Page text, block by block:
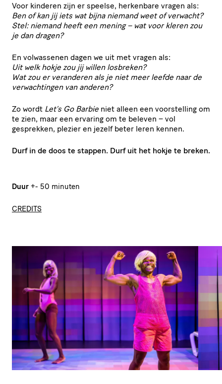
Voor kinderen zijn er speelse, herkenbare vragen als:
Ben of kan jij iets wat bijna niemand weet of verwacht?
Stel: niemand heeft een mening – wat voor kleren zou
je dan dragen?
En volwassenen dagen we uit met vragen als:
Uit welk hokje zou jij willen losbreken?
Wat zou er veranderen als je niet meer leefde naar de
verwachtingen van anderen?
Zo wordt Let’s Go Barbie niet alleen een voorstelling om
te zien, maar een ervaring om te beleven – vol
gesprekken, plezier en jezelf beter leren kennen.
Durf in de doos te stappen. Durf uit het hokje te breken.
Duur +- 50 minuten
CREDITS